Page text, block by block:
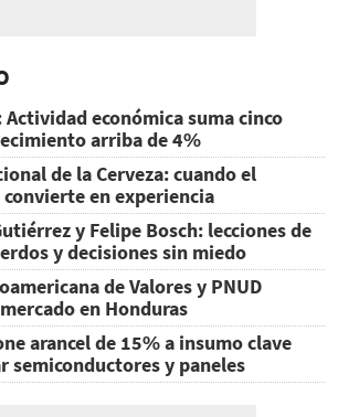
Actividad económica suma cinco
arriba de 4%
de la Cerveza: cuando el
convierte en experiencia
y Felipe Bosch: lecciones de
y decisiones sin miedo
de Valores y PNUD
en Honduras
arancel de 15% a insumo clave
semiconductores y paneles